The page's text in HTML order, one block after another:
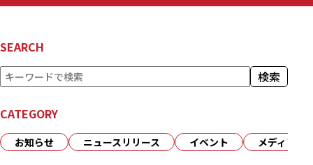
SEARCH
検
索 検索
CATEGORY
お知らせ ニュースリリース イベント メディア